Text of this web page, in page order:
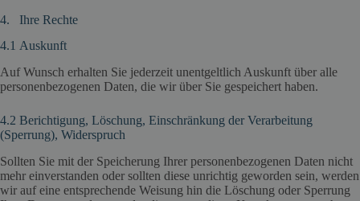
4. Ihre Rechte
4.1 Auskunft
Auf Wunsch erhalten Sie jederzeit unentgeltlich Auskunft über alle
personenbezogenen Daten, die wir über Sie gespeichert haben.
4.2 Berichtigung, Löschung, Einschränkung der Verarbeitung
(Sperrung), Widerspruch
Sollten Sie mit der Speicherung Ihrer personenbezogenen Daten nicht
mehr einverstanden oder sollten diese unrichtig geworden sein, werden
wir auf eine entsprechende Weisung hin die Löschung oder Sperrung